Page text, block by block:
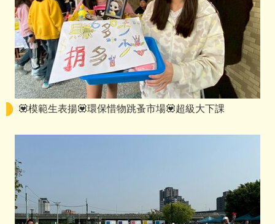
💟模範生表揚💟環保惜物跳蚤市場💟超級大下課